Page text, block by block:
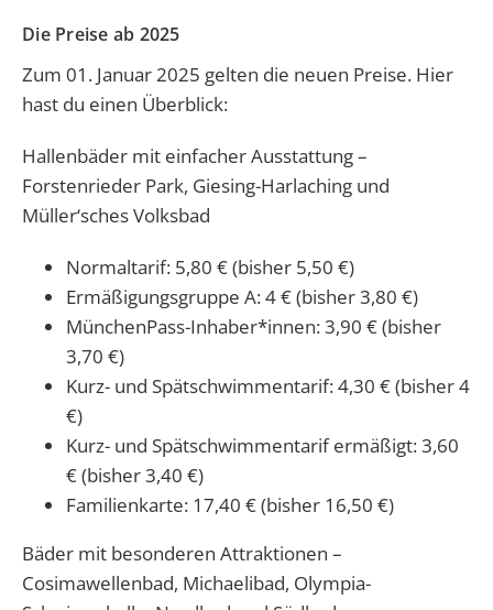
Die Preise ab 2025
Zum 01. Januar 2025 gelten die neuen Preise. Hier
hast du einen Überblick:
Hallenbäder mit einfacher Ausstattung –
Forstenrieder Park, Giesing-Harlaching und
Müller‘sches Volksbad
Normaltarif: 5,80 € (bisher 5,50 €)
Ermäßigungsgruppe A: 4 € (bisher 3,80 €)
MünchenPass-Inhaber*innen: 3,90 € (bisher
3,70 €)
Kurz- und Spätschwimmentarif: 4,30 € (bisher 4
€)
Kurz- und Spätschwimmentarif ermäßigt: 3,60
€ (bisher 3,40 €)
Familienkarte: 17,40 € (bisher 16,50 €)
Bäder mit besonderen Attraktionen –
Cosimawellenbad, Michaelibad, Olympia-